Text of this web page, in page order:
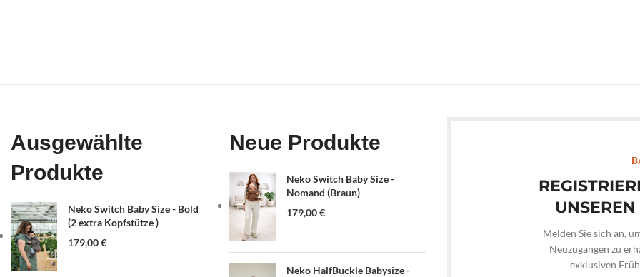
Ausgewählte
Produkte
Neko Switch Baby Size - Bold
(2 extra Kopfstütze )
179,00€
Neue Produkte
Neko Switch Baby Size -
Nomand (Braun)
179,00€
Neko HalfBuckle Babysize -
Melden Sie sich an,
Neuzugängen zu
exklusiven